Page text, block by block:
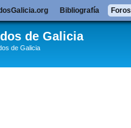
de Galicia
de Galicia
Bibliografía Foros